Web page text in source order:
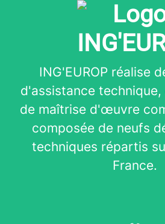
ING'EUROP réalise
d'assistance
de maîtrise d'œuvre
composée de neufs
techniques répartis
France.